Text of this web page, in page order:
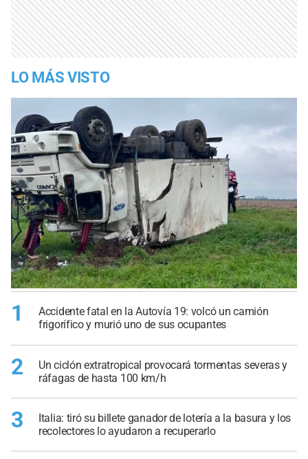
LO MÁS VISTO
1
Accidente fatal en la Autovía 19: volcó un camión
frigorífico y murió uno de sus ocupantes
2
Un ciclón extratropical provocará tormentas severas y
ráfagas de hasta 100 km/h
3
Italia: tiró su billete ganador de lotería a la basura y los
recolectores lo ayudaron a recuperarlo